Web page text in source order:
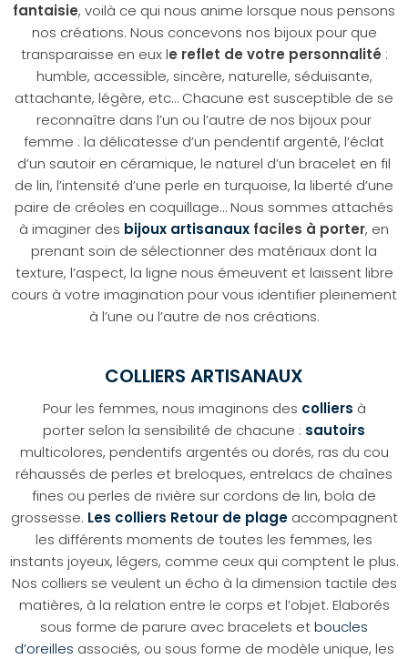
fantaisie, voilà ce qui nous anime lorsque nous pensons
nos créations. Nous concevons nos bijoux pour que
transparaisse en eux le reflet de votre personnalité :
humble, accessible, sincère, naturelle, séduisante,
attachante, légère, etc… Chacune est susceptible de se
reconnaître dans l’un ou l’autre de nos bijoux pour
femme : la délicatesse d’un pendentif argenté, l’éclat
d’un sautoir en céramique, le naturel d’un bracelet en fil
de lin, l’intensité d’une perle en turquoise, la liberté d’une
paire de créoles en coquillage… Nous sommes attachés
à imaginer des bijoux artisanaux faciles à porter, en
prenant soin de sélectionner des matériaux dont la
texture, l’aspect, la ligne nous émeuvent et laissent libre
cours à votre imagination pour vous identifier pleinement
à l’une ou l’autre de nos créations.
COLLIERS ARTISANAUX
Pour les femmes, nous imaginons des colliers à
porter selon la sensibilité de chacune : sautoirs
multicolores, pendentifs argentés ou dorés, ras du cou
réhaussés de perles et breloques, entrelacs de chaînes
fines ou perles de rivière sur cordons de lin, bola de
grossesse. Les colliers Retour de plageaccompagnent
les différents moments de toutes les femmes, les
instants joyeux, légers, comme ceux qui comptent le plus.
Nos colliers se veulent un écho à la dimension tactile des
matières, à la relation entre le corps et l’objet. Elaborés
sous forme de parure avec bracelets etboucles
d’oreilles associés, ou sous forme de modèle unique, les